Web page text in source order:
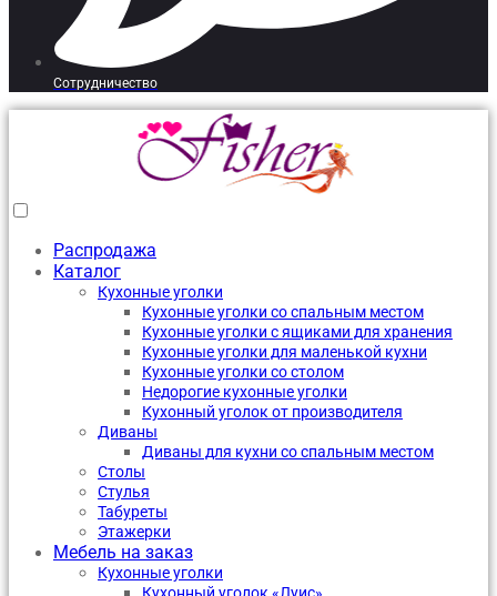
Сотрудничество
Распродажа
Каталог
Кухонные уголки
Кухонные уголки со спальным местом
Кухонные уголки с ящиками для хранения
Кухонные уголки для маленькой кухни
Кухонные уголки со столом
Недорогие кухонные уголки
Кухонный уголок от производителя
Диваны
Диваны для кухни со спальным местом
Столы
Стулья
Табуреты
Этажерки
Мебель на заказ
Кухонные уголки